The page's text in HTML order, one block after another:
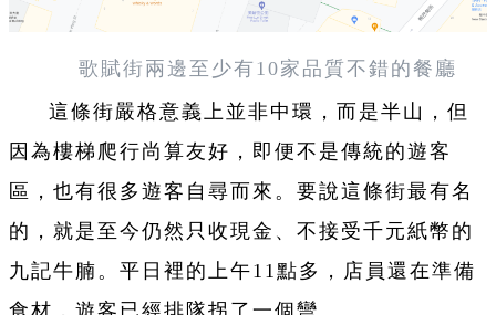
歌賦街兩邊至少有10家品質不錯的餐廳
這條街嚴格意義上並非中環，而是半山，但
因為樓梯爬行尚算友好，即便不是傳統的遊客
區，也有很多遊客自尋而來。要說這條街最有名
的，就是至今仍然只收現金、不接受千元紙幣的
九記牛腩。平日裡的上午11點多，店員還在準備